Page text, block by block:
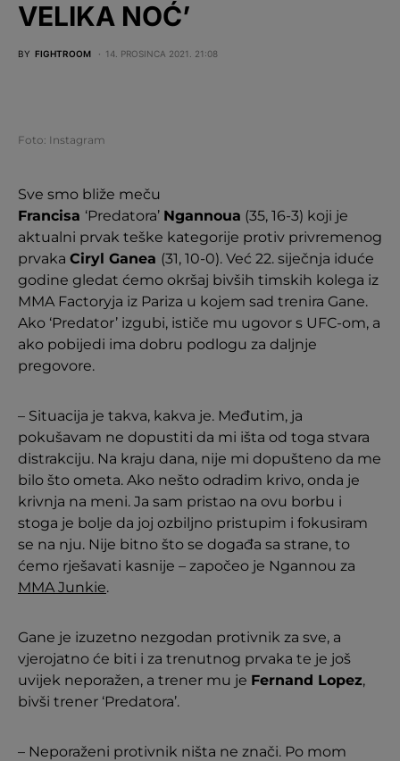
VELIKA NOĆ’
BY FIGHTROOM 14. PROSINCA 2021. 21:08
Foto: Instagram
Sve smo bliže meču
Francisa ‘Predatora’ Ngannoua (35, 16-3) koji je
aktualni prvak teške kategorije protiv privremenog
prvaka Ciryl Ganea (31, 10-0). Već 22. siječnja iduće
godine gledat ćemo okršaj bivših timskih kolega iz
MMA Factoryja iz Pariza u kojem sad trenira Gane.
Ako ‘Predator’ izgubi, ističe mu ugovor s UFC-om, a
ako pobijedi ima dobru podlogu za daljnje
pregovore.
– Situacija je takva, kakva je. Međutim, ja
pokušavam ne dopustiti da mi išta od toga stvara
distrakciju. Na kraju dana, nije mi dopušteno da me
bilo što ometa. Ako nešto odradim krivo, onda je
krivnja na meni. Ja sam pristao na ovu borbu i
stoga je bolje da joj ozbiljno pristupim i fokusiram
se na nju. Nije bitno što se događa sa strane, to
ćemo rješavati kasnije – započeo je Ngannou za
MMA Junkie.
Gane je izuzetno nezgodan protivnik za sve, a
vjerojatno će biti i za trenutnog prvaka te je još
uvijek neporažen, a trener mu je Fernand Lopez,
bivši trener ‘Predatora’.
– Neporaženi protivnik ništa ne znači. Po mom